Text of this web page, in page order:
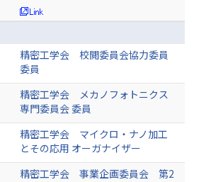
精密工学会 校閲委員会協力委員
委員
精密工学会 メカノフォトニクス
専門委員会 委員
精密工学会 マイクロ・ナノ加工
とその応用 オーガナイザー
精密工学会 事業企画委員会 第2